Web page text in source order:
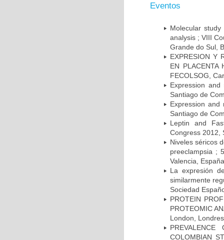
Eventos
Molecular
analysis ; VIII
Grande do Sul,
EXPRESION Y
EN
FECOLSOG,
Expression
Santiago de
Expression
Santiago de
Leptin and
Congress 2012,
Niveles séricos
preeclampsia ;
Valencia,
La expresión
similarmente
Sociedad
PROTEIN
PROTEOMIC
London,
COLOMBIAN